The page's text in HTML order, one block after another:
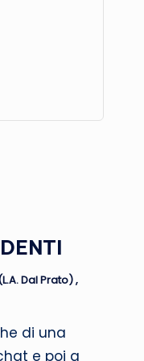
Dal Prato),
di una
e poi a